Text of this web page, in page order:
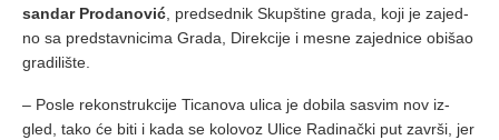
san­dar Pro­da­no­vić , pred­sed­nik Skup­šti­ne gra­da, ko­ji je za­jed­
no sa pred­stav­ni­ci­ma Gra­da, Di­rek­ci­je i me­sne za­jed­ni­ce ob­i­šao
gra­di­li­šte.
– Po­sle re­kon­struk­ci­je Ti­ca­no­va uli­ca je do­bi­la sa­svim nov iz­
gled, ta­ko će bi­ti i ka­da se ko­lo­voz Uli­ce Ra­di­nač­ki put za­vr­ši, jer